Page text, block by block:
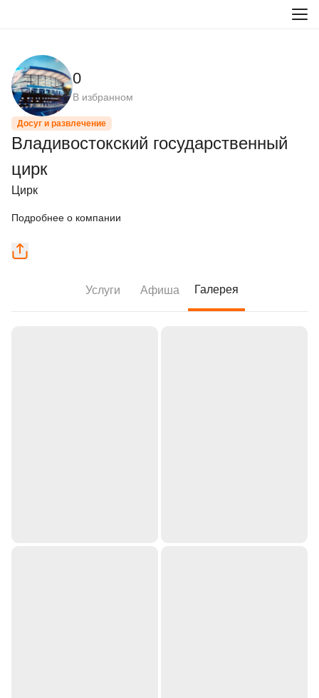
0
В избранном
Досуг и развлечение
Владивостокский государственный
цирк
Цирк
Подробнее о компании
Услуги Афиша Галерея